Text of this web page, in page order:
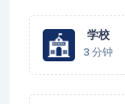
学校
3 分钟